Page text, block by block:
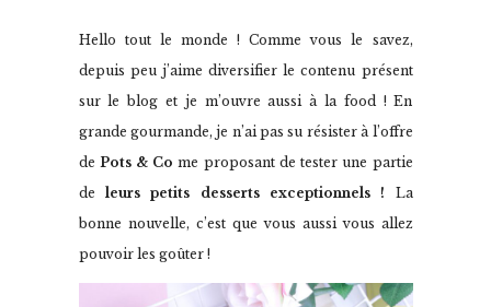
Hello tout le monde ! Comme vous le savez,
depuis peu j’aime diversifier le contenu présent
sur le blog et je m’ouvre aussi à la food ! En
grande gourmande, je n’ai pas su résister à l’offre
de Pots & Co me proposant de tester une partie
de leurs petits desserts exceptionnels ! La
bonne nouvelle, c’est que vous aussi vous allez
pouvoir les goûter !